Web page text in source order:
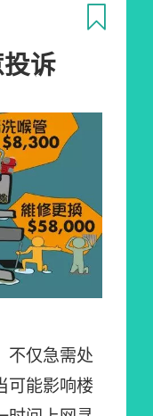
诉
不仅急需处
可能影响楼